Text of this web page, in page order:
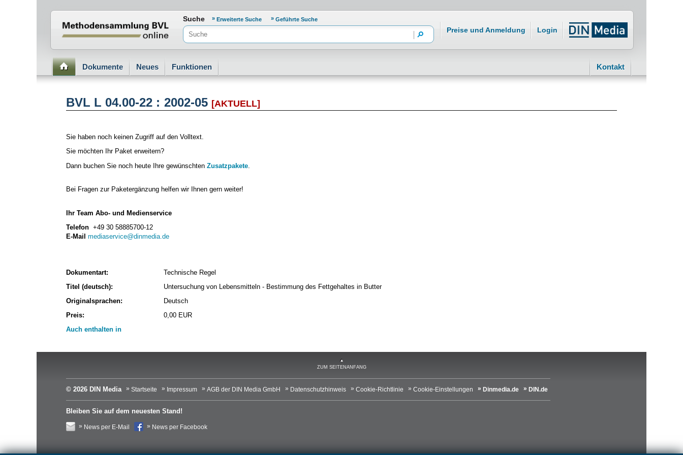
Normenportal Barrierefreiheit
Suche Erweiterte Suche Geführte Suche
Preise und Anmeldung Login
Dokumente Neues Funktionen Kontakt
BVL L 04.00-22 : 2002-05 [AKTUELL]
Sie haben noch keinen Zugriff auf den Volltext.
Sie möchten Ihr Paket erweitern?
Dann buchen Sie noch heute Ihre gewünschten Zusatzpakete
Bei Fragen zur Paketergänzung helfen wir Ihnen gern weiter!
Ihr Team Abo- und Medienservice
Telefon +49 30 58885700-12
E-Mail mediaservice@dinmedia.de
Dokumentart:
Technische Regel
Titel (deutsch):
Untersuchung von Lebensmitteln - Bestimmung des Fettgehaltes in Butter
Originalsprachen:
Deutsch
Preis:
0,00 EUR
Auch enthalten in
ZUM SEITENANFANG
© 2026 DIN Media Startseite Impressum AGB der DIN Media GmbH Datenschutzhinweis Cookie-Richtlinie Cookie-Einstellungen Dinmedia.de DIN.de
Bleiben Sie auf dem neuesten Stand!
News per E-Mail News per Facebook